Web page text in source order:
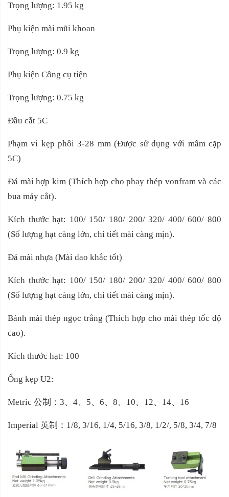
Trọng lượng: 1.95 kg
Phụ kiện mài mũi khoan
Trọng lượng: 0.9 kg
Phụ kiện Công cụ tiện
Trọng lượng: 0.75 kg
Đầu cắt 5C
Phạm vi kẹp phôi 3-28 mm (Được sử dụng với mâm cặp
5C)
Đá mài hợp kim (Thích hợp cho phay thép vonfram và các
bua máy cắt).
Kích thước hạt: 100/ 150/ 180/ 200/ 320/ 400/ 600/ 800
(Số lượng hạt càng lớn, chi tiết mài càng mịn).
Đá mài nhựa (Mài dao khắc tốt)
Kích thước hạt: 100/ 150/ 180/ 200/ 320/ 400/ 600/ 800
(Số lượng hạt càng lớn, chi tiết mài càng mịn).
Bánh mài thép ngọc trắng (Thích hợp cho mài thép tốc độ
cao).
Kích thước hạt: 100
Ống kẹp U2:
Metric 公制： 3、 4、 5、 6、 8、 10、 12、 14、 16
Imperial 英制： 1/8, 3/16, 1/4, 5/16, 3/8, 1/2/, 5/8, 3/4, 7/8